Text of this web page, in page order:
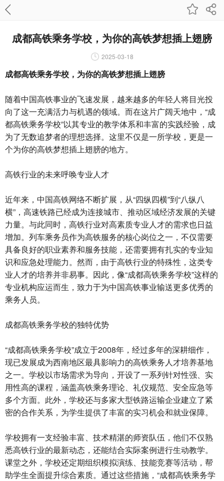
成都高铁乘务学校，为你的高铁梦想插上翅膀
2025-03-18
成都高铁乘务学校，为你的高铁梦想插上翅膀
随着中国高铁事业的飞速发展，越来越多的年轻人将目光投
向了这一充满活力与机遇的领域。而在这片广阔天地中，“成
都高铁乘务学校”以其专业的教学体系和丰富的实践经验，成
为了无数追梦者的理想选择。这里不仅是一所学校，更是一
个为你的高铁梦想插上翅膀的地方。
高铁行业的未来呼唤专业人才
近年来，中国高铁网络不断扩展，从“四纵四横”到“八纵八
横”，高速铁路已经成为连接城市、推动区域经济发展的关键
力量。与此同时，高铁行业对高素质专业人才的需求也日益
增加。列车乘务员作为高铁服务的核心岗位之一，不仅需要
具备良好的职业素养和服务技能，还需要拥有扎实的专业知
识和应急处理能力。然而，由于高铁行业的特殊性，这类专
业人才的培养并非易事。因此，像“成都高铁乘务学校”这样的
专业机构应运而生，致力于为中国高铁事业输送更多优秀的
乘务人员。
成都高铁乘务学校的独特优势
“成都高铁乘务学校”成立于2008年，经过多年的深耕细作，
现已发展成为西南地区最具影响力的高铁乘务人才培养基地
之一。学校以市场需求为导向，开设了一系列针对性强、实
用性高的课程，涵盖高铁乘务理论、礼仪规范、安全应急等
多个方面。此外，学校还与多家大型铁路运输企业建立了紧
密的合作关系，为学生提供了丰富的实习机会和就业保障。
学校拥有一支经验丰富、技术精湛的师资队伍，他们不仅熟
悉高铁行业的最新动态，还能结合实际案例进行生动教学。
课堂之外，学校还定期组织模拟演练、技能竞赛等活动，帮
助学生全面提升综合素质。通过这些措施，“成都高铁乘务学